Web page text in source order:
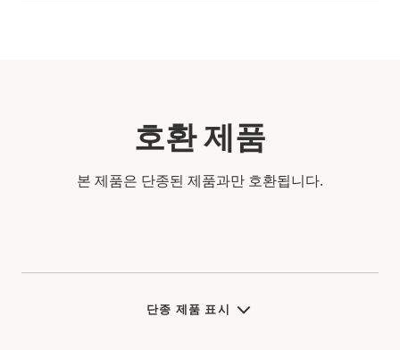
호환 제품
본 제품은 단종된 제품과만 호환됩니다.
단종 제품 표시